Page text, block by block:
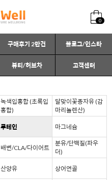
0
구매후기 2만건 블로그/인스타
뷰티/허브차 고객센터
녹색입홍합 (초록입
홍합)
달맞이꽃종자유 (감
마리놀렌산)
루테인 마그네슘
배변/CLA/다이어트
분유/단백질(파우
더)
산양유 상어연골